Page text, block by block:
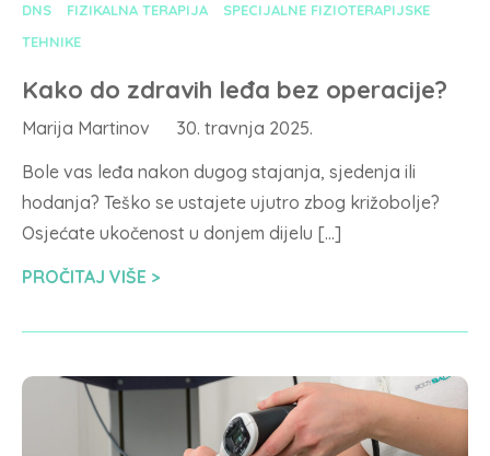
DNS FIZIKALNA TERAPIJA
SPECIJALNE FIZIOTERAPIJSKE
TEHNIKE
Kako do zdravih leđa bez operacije?
Marija Martinov
30. travnja 2025.
Bole vas leđa nakon dugog stajanja, sjedenja ili
hodanja? Teško se ustajete ujutro zbog križobolje?
Osjećate ukočenost u donjem dijelu […]
PROČITAJ VIŠE